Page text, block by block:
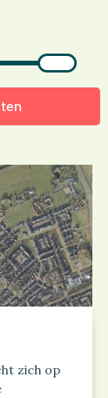
zich op